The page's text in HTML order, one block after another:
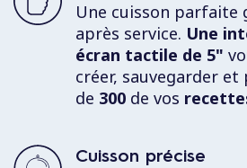
Une cuisson parfaite
après service. Une
écran tactile de 5"
créer, sauvegarder
de 300 de vos
Cuisson précise